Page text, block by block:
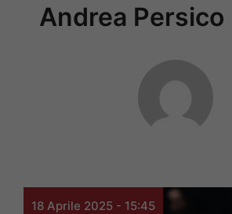
Andrea Persico
18 Aprile 2025 - 15:45